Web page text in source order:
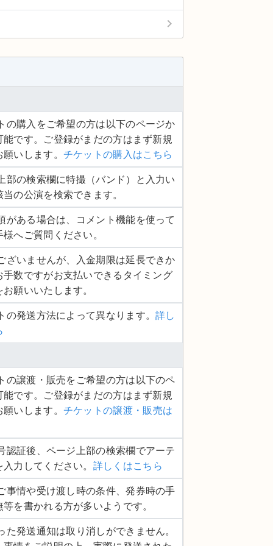
keyboard_arrow_right
の購入をご希望の方は以下のページか
能です。ご登録がまだの方はまず新規
いします。 チケットの購入はこちら
部の検索欄に特撮（バンド）と入力い
の公演を検索できます。
がある場合は、コメント機能を使って
へご質問ください。
ざいませんが、入金期限は延長できか
手数ですがお支払いできるタイミング
願いいたします。
の発送方法によって異なります。詳し
の譲渡・販売をご希望の方は以下のペ
能です。ご登録がまだの方はまず新規
いします。 チケットの譲渡・販売は
認証後、ページ上部の検索欄でアーテ
力してください。 詳しくはこちら
事情や受け渡し時の条件、発券時の手
を書かれる方が多いようです。
た発送通知は取り消しができません。